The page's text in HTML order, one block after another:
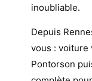
inoubliable.
Depuis
vous : voiture
Pontorson